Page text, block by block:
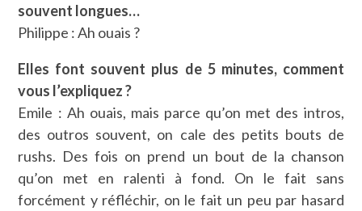
souvent longues…
Philippe : Ah ouais ?
Elles font souvent plus de 5 minutes, comment
vous l’expliquez ?
Emile : Ah ouais, mais parce qu’on met des intros,
des outros souvent, on cale des petits bouts de
rushs. Des fois on prend un bout de la chanson
qu’on met en ralenti à fond. On le fait sans
forcément y réfléchir, on le fait un peu par hasard